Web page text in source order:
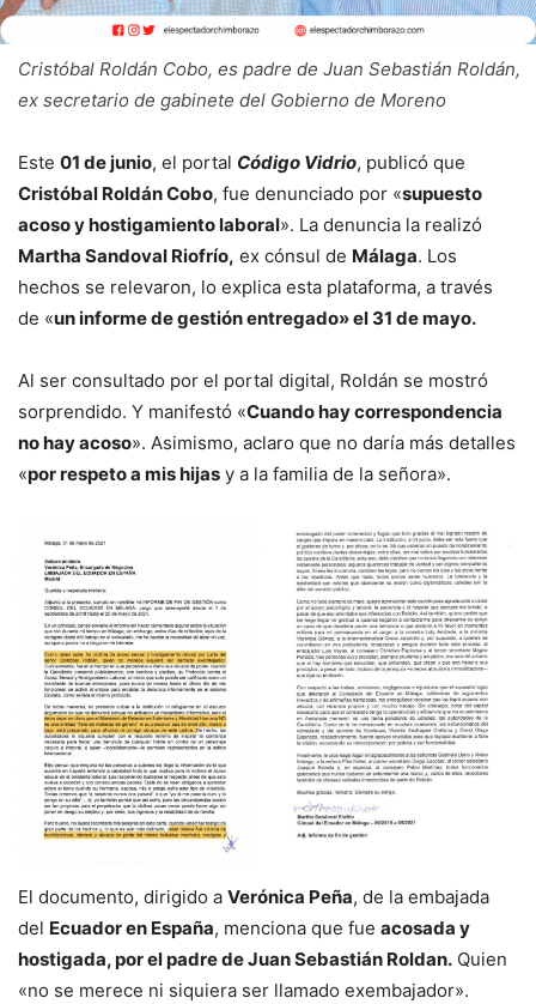
Cristóbal Roldán Cobo, es padre de Juan Sebastián Roldán,
ex secretario de gabinete del Gobierno de Moreno
Este 01 de junio, el portal Código Vidrio, publicó que
Cristóbal Roldán Cobo, fue denunciado por «supuesto
acoso y hostigamiento laboral». La denuncia la realizó
Martha Sandoval Riofrío, ex cónsul de Málaga. Los
hechos se relevaron, lo explica esta plataforma, a través
de «un informe de gestión entregado» el 31 de mayo.
Al ser consultado por el portal digital, Roldán se mostró
sorprendido. Y manifestó «Cuando hay correspondencia
no hay acoso». Asimismo, aclaro que no daría más detalles
«por respeto a mis hijas y a la familia de la señora».
El documento, dirigido a Verónica Peña, de la embajada
del Ecuador en España, menciona que fue acosada y
hostigada, por el padre de Juan Sebastián Roldan. Quien
«no se merece ni siquiera ser llamado exembajador».